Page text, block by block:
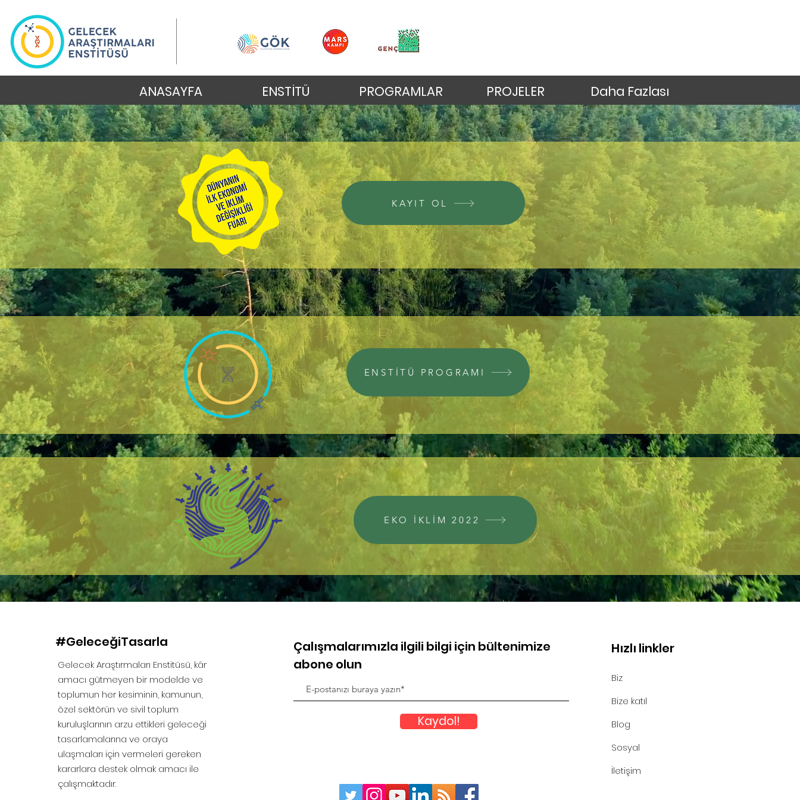
ANASAYFA ENSTİTÜ PROGRAMLAR PROJELER Daha Fazlası
KAYIT OL
ENSTİTÜ PROGRAMI
EKO İKLİM 2022
#GeleceğiTasarla
Gelecek Araştırmaları Enstitüsü, kâr
amacı gütmeyen bir modelde ve
toplumun her kesiminin, kamunun,
özel sektörün ve sivil toplum
kuruluşlarının arzu ettikleri geleceği
tasarlamalarına ve oraya
ulaşmaları için vermeleri gereken
kararlara destek olmak amacı ile
çalışmaktadır.
Çalışmalarımızla ilgili bilgi için bültenimize
abone olun
Kaydol!
Hızlı linkler
Biz
Bize katıl
Blog
Sosyal
İletişim